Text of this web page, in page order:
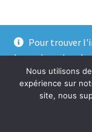
Pour trouver
barre de recherche
Ignorer
© BadgeGirl® 2026
Nous utilisons
expérience sur
site, nous